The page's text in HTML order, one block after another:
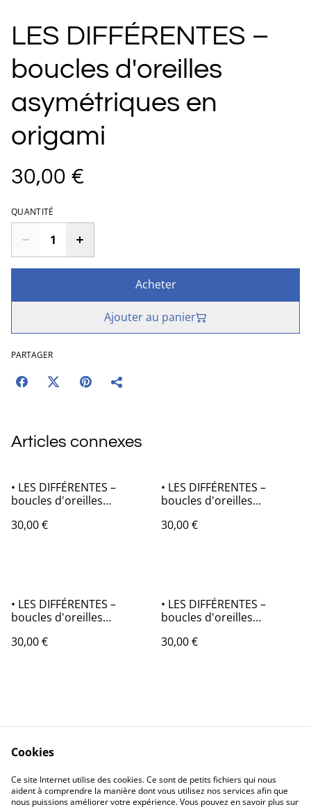
LES DIFFÉRENTES –
boucles d'oreilles
asymétriques en
origami
30,00 €
QUANTITÉ
Acheter
Ajouter au panier
PARTAGER
Articles connexes
• LES DIFFÉRENTES –
boucles d'oreilles
30,00 €
• LES DIFFÉRENTES –
boucles d'oreilles
30,00 €
• LES DIFFÉRENTES –
boucles d'oreilles
30,00 €
• LES DIFFÉRENTES –
boucles d'oreilles
30,00 €
Politique de
confidentialité
Politique de cookies
Cookies
Ce site Internet utilise des cookies. Ce sont de petits fichiers qui nous
aident à comprendre la manière dont vous utilisez nos services afin que
nous puissions améliorer votre expérience. Vous pouvez en savoir plus sur